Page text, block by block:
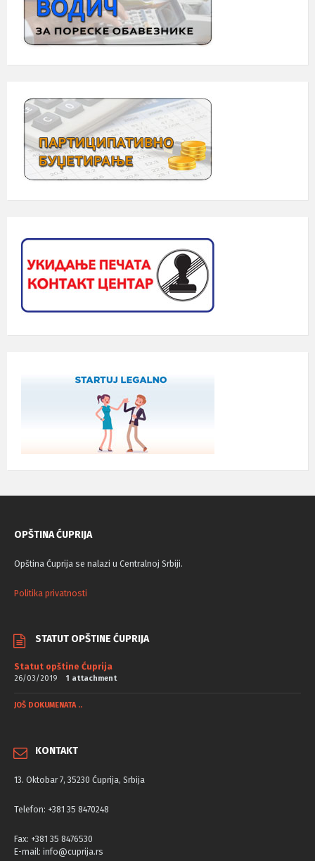
OPŠTINA ĆUPRIJA
Opština Ćuprija se nalazi u Centralnoj Srbiji.
Politika privatnosti
STATUT OPŠTINE ĆUPRIJA
Statut opštine Ćuprija
26/03/2019 1 attachment
JOŠ DOKUMENATA ..
KONTAKT
13. Oktobar 7, 35230 Ćuprija, Srbija
Telefon: +381 35 8470248
Fax: +381 35 8476530
E-mail: info@cuprija.rs